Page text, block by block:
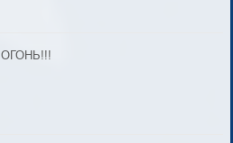
ОГОНЬ!!!